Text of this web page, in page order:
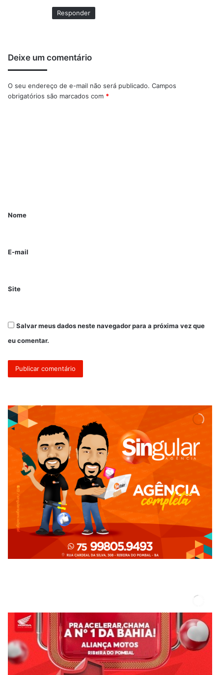
Responder
Deixe um comentário
O seu endereço de e-mail não será publicado. Campos
obrigatórios são marcados com *
Nome
E-mail
Site
Salvar meus dados neste navegador para a próxima vez que
eu comentar.